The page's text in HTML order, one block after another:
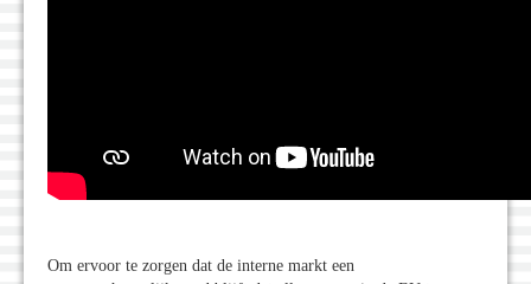
Om ervoor te zorgen dat de interne markt een